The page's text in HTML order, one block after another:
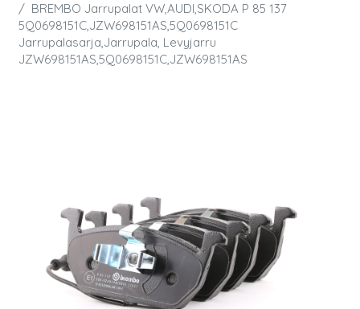
BREMBO Jarrupalat VW,AUDI,SKODA P 85 137
5Q0698151C,JZW698151AS,5Q0698151C
Jarrupalasarja,Jarrupala, Levyjarru
JZW698151AS,5Q0698151C,JZW698151AS